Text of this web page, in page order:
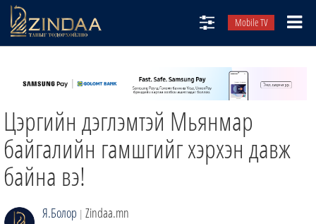
Mobile TV
ТВ8
ӨГЛӨӨНИЙ СОНИН
АУДИО ЗОХИОЛ
ЗИНДАА СЭТГҮҮЛ
Цэргийн дэглэмтэй Мьянмар
байгалийн гамшгийг хэрхэн давж
байна вэ!
Я.Болор | Zindaa.mn